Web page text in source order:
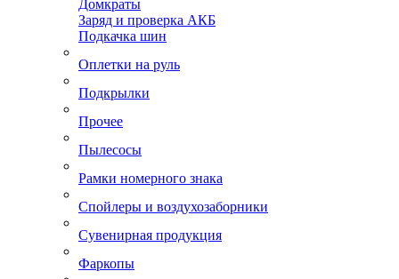
Домкраты
Заряд и проверка АКБ
Подкачка шин
Оплетки на руль
Подкрылки
Прочее
Пылесосы
Рамки номерного знака
Спойлеры и воздухозаборники
Сувенирная продукция
Фаркопы